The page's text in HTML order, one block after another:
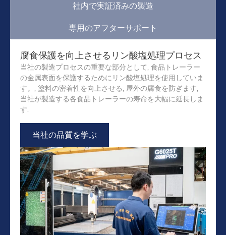
社内で実証済みの製造
専用のアフターサポート
腐食保護を向上させるリン酸塩処理プロセス
当社の製造プロセスの重要な部分として, 食品トレーラー
の金属表面を保護するためにリン酸塩処理を使用していま
す。, 塗料の密着性を向上させる, 屋外の腐食を防ぎます,
当社が製造する各食品トレーラーの寿命を大幅に延長しま
す.
当社の品質を学ぶ